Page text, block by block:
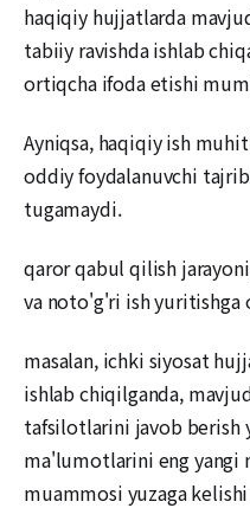
haqiqiy hujjatlarda
tabiiy ravishda ishlab
ortiqcha ifoda etishi
Ayniqsa, haqiqiy ish
oddiy foydalanuvchi
tugamaydi.
qaror qabul qilish
va noto'g'ri ish
masalan, ichki siyosat
ishlab chiqilganda,
tafsilotlarini javob berish
ma'lumotlarini eng yangi
muammosi yuzaga